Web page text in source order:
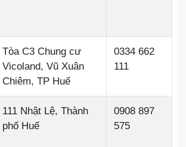
Tòa C3 Chung cư
Vicoland, Vũ Xuân
Chiêm, TP Huế
0334 662
111
111 Nhật Lệ, Thành
phố Huế
0908 897
575